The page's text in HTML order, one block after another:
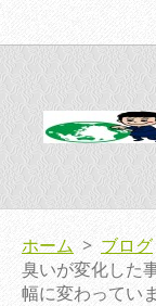
ホーム > ブログ
臭いが変化した
幅に変わってい